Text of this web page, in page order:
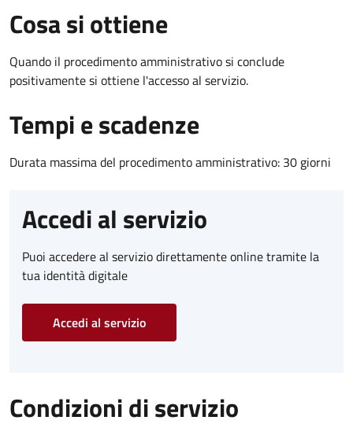
Cosa si ottiene
Quando il procedimento amministrativo si conclude
positivamente si ottiene l'accesso al servizio.
Tempi e scadenze
Durata massima del procedimento amministrativo: 30 giorni
Accedi al servizio
Puoi accedere al servizio direttamente online tramite la
tua identità digitale
Accedi al servizio
Condizioni di servizio